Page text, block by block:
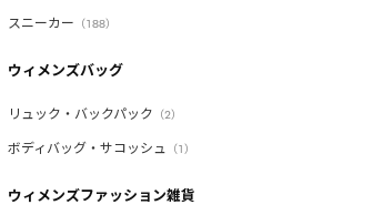
スニーカー （188）
ウィメンズバッグ
リュック・バックパック （2）
ボディバッグ・サコッシュ （1）
ウィメンズファッション雑貨